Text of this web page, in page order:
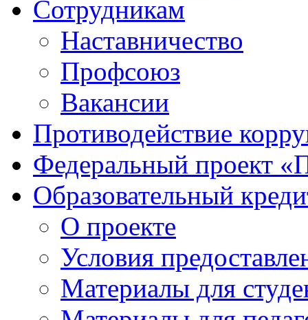
Сотрудникам
Наставничество
Профсоюз
Вакансии
Противодействие
Федеральный проект
Образовательный
О проекте
Условия
Материалы для